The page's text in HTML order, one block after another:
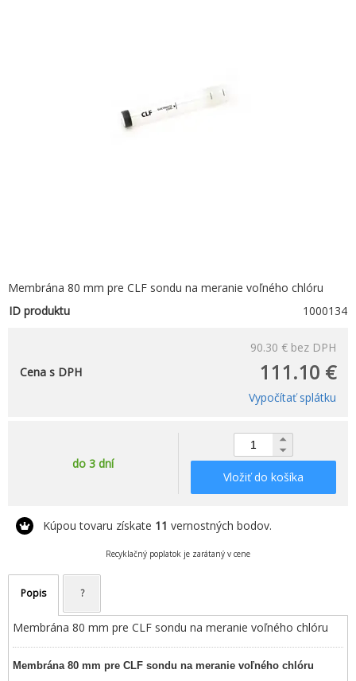
Membrána 80 mm pre CLF sondu na meranie voľného chlóru
ID produktu
1000134
90.30 € bez DPH
111.10 €
Cena s DPH
Vypočítať splátku
do 3 dní
Vložiť do košíka
Kúpou tovaru získate 11 vernostných bodov.
Recyklačný poplatok je zarátaný v cene
Popis ?
Membrána 80 mm pre CLF sondu na meranie voľného chlóru
Membrána 80 mm pre CLF sondu na meranie voľného chlóru